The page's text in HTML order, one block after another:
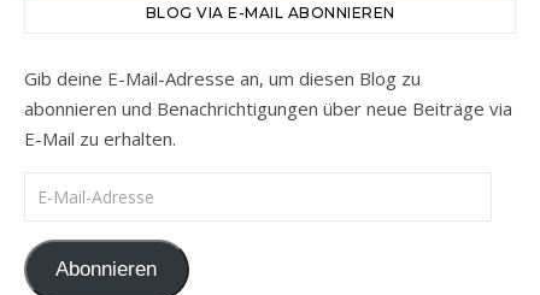
BLOG VIA E-MAIL ABONNIEREN
Gib deine E-Mail-Adresse an, um diesen Blog zu
abonnieren und Benachrichtigungen über neue Beiträge via
E-Mail zu erhalten.
E-Mail-Adresse
Abonnieren